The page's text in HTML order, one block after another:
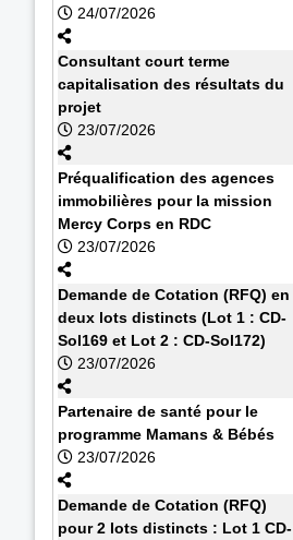
24/07/2026
Consultant court terme
capitalisation des résultats du
projet
23/07/2026
Préqualification des agences
immobilières pour la mission
Mercy Corps en RDC
23/07/2026
Demande de Cotation (RFQ) en
deux lots distincts (Lot 1 : CD-
Sol169 et Lot 2 : CD-Sol172)
23/07/2026
Partenaire de santé pour le
programme Mamans & Bébés
23/07/2026
Demande de Cotation (RFQ)
pour 2 lots distincts : Lot 1 CD-